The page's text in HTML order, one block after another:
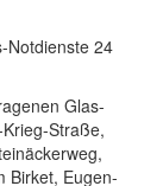
Notdienste 24
Glas-
Straße,
Birket, Eugen-